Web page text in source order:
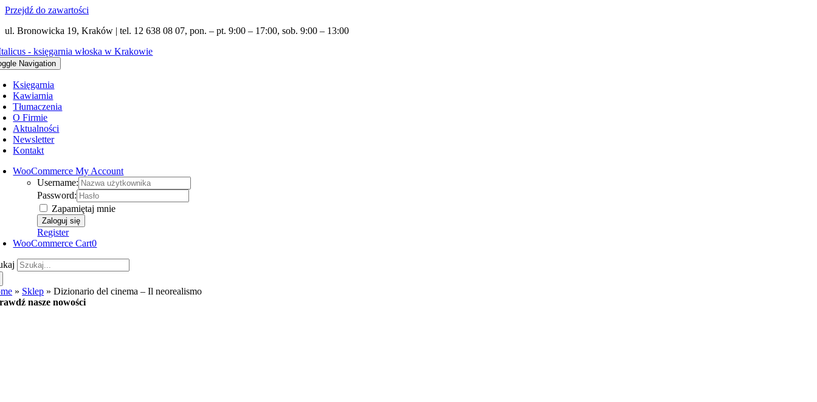
Przejdź do zawartości
ul. Bronowicka 19, Kraków | tel. 12 638 08 07, pon. – pt. 9:00 – 17:00, sob. 9:00 – 13:00
Navigation
Księgarnia
Kawiarnia
Tłumaczenia
O Firmie
Aktualności
Newsletter
Kontakt
WooCommerce My Account
Username:
Password:
Zapamiętaj mnie
Register
WooCommerce Cart0
» Sklep »Dizionario del cinema – Il neorealismo
nasze nowości